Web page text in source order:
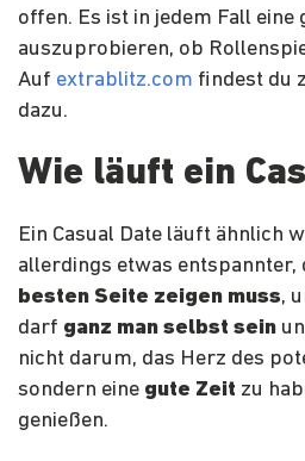
offen. Es ist in jedem Fall eine
auszuprobieren, ob
Auf extrablitz.com findest du
dazu.
Wie läuft ein
Ein Casual Date läuft ähnlich
allerdings etwas entspannter,
besten Seite zeigen muss,
darf ganz man selbst sein
nicht darum, das Herz des
sondern eine gute Zeit zu
genießen.